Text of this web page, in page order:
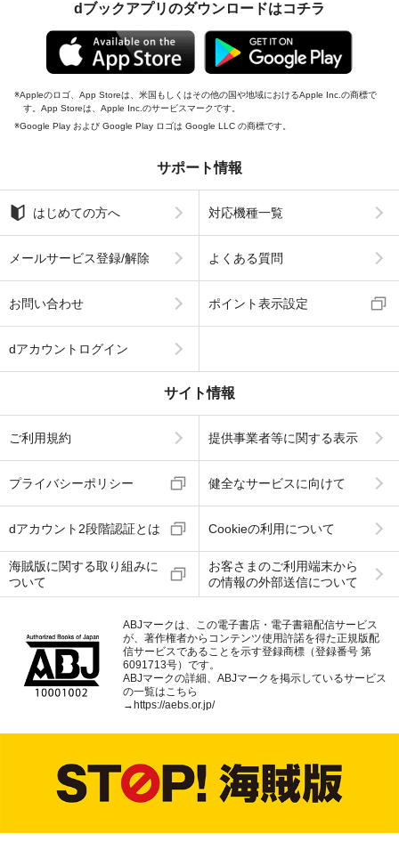
dブックアプリのダウンロードはコチラ
Appleのロゴ、App Storeは、米国もしくはその他の国や地域におけるApple Inc.の商標で
す。App Storeは、Apple Inc.のサービスマークです。
Google Play および Google Play ロゴは Google LLC の商標です。
サポート情報
はじめての方へ 対応機種一覧
メールサービス登録/解除 よくある質問
お問い合わせ ポイント表示設定
dアカウントログイン
サイト情報
ご利用規約 提供事業者等に関する表示
プライバシーポリシー 健全なサービスに向けて
dアカウント2段階認証とは Cookieの利用について
海賊版に関する取り組みに
ついて
お客さまのご利用端末から
の情報の外部送信について
ABJマークは、この電子書店・電子書籍配信サービス
が、著作権者からコンテンツ使用許諾を得た正規版配
信サービスであることを示す登録商標（登録番号 第
6091713号）です。
ABJマークの詳細、ABJマークを掲示しているサービス
の一覧はこちら
→ https://aebs.or.jp/